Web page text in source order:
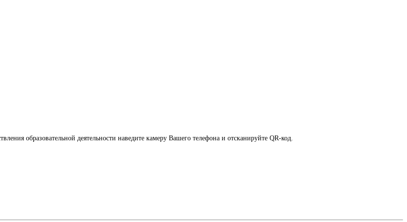
образовательной деятельности наведите камеру Вашего телефона и отсканируйте QR-код.